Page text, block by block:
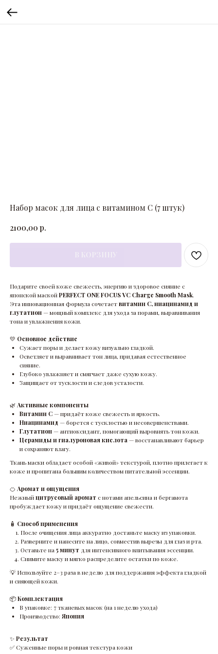
Набор масок для лица с витамином С (7 штук)
2100,00 р.
Подарите своей коже свежесть, энергию и здоровое сияние с
японской маскойPERFECT ONE FOCUS VC Charge Smooth Mask.
Эта инновационная формула сочетаетвитамин C, ниацинамид и
глутатион— мощный комплекс для ухода за порами, выравнивания
тона и увлажнения кожи.
💛 Основное действие
Сужает поры и делает кожу визуально гладкой.
Осветляет и выравнивает тон лица, придавая естественное
сияние.
Глубоко увлажняет и смягчает даже сухую кожу.
Защищает от тусклости и следов усталости.
🌿Активные компоненты
Витамин C— придаёт коже свежесть и яркость.
Ниацинамид — борется с тусклостью и несовершенствами.
Глутатион— антиоксидант, помогающий выровнять тон кожи.
Церамиды и гиалуроновая кислота — восстанавливают барьер
и сохраняют влагу.
Ткань маски обладает особой «живой» текстурой, плотно прилегает к
коже и пропитана большим количеством питательной эссенции.
🍊 Аромат и ощущения
Нежныйцитрусовый аромат с нотами апельсина и бергамота
пробуждает кожу и придаёт ощущение свежести.
🧴 Способ применения
После очищения лица аккуратно достаньте маску из упаковки.
Разверните и нанесите на лицо, совместив вырезы для глаз и рта.
Оставьте на 5 минут для интенсивного впитывания эссенции.
Снимите маску и мягко распределите остатки по коже.
💡 Используйте 2–3 раза в неделю для поддержания эффекта гладкой
и сияющей кожи.
📦Комплектация
В упаковке: 7 тканевых масок (на 1 неделю ухода)
Производство: Япония
✨ Результат
✅ Суженные поры и ровная текстура кожи